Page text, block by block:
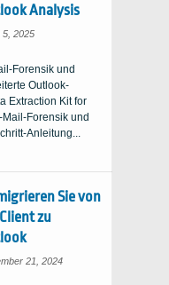
Analysis
5, 2025
Forensik und
Outlook-
Extraction Kit for
Forensik und
Anleitung...
Sie von
zu
21, 2024